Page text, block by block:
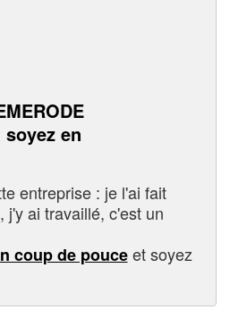
soyez en
entreprise : je l'ai fait
j'y ai travaillé, c'est un
coup de pouceet soyez